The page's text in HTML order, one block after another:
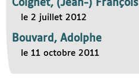
Coignet, (Jean-) François
le 2 juillet 2012
Bouvard, Adolphe
le 11 octobre 2011